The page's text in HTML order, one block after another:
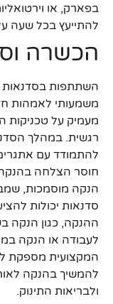
בפארק, או
להתייעץ בכל שעה
הכשרה
השתתפות בסדנאות
משמעותי לאמהות
מעמיק על טכניקות
רגשית. במהלך
להתמודד עם
חוסר הצלחה
הנקה מוסמכות,
סדנאות יכולות
ההנקה, כגון הנקה
לעבודה או הנקה
המקצועית מספקת
להמשיך בהנקה
ולבריאות התינוק.